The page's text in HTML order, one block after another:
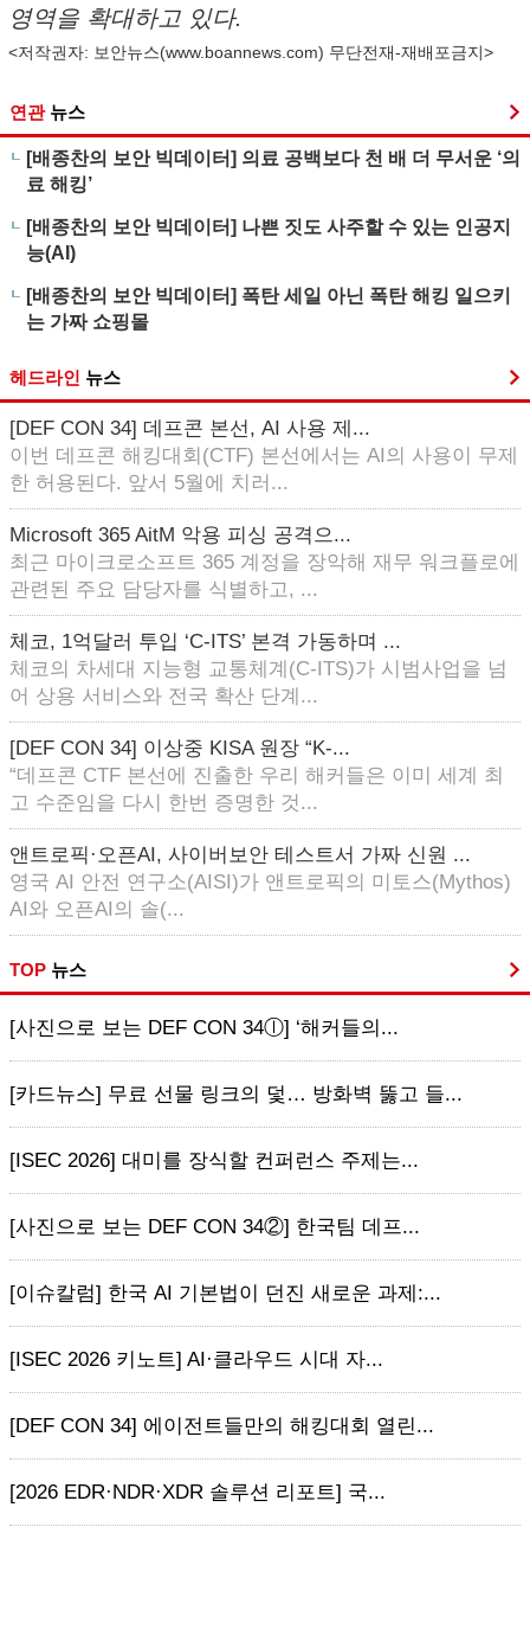
영역을 확대하고 있다.
<저작권자: 보안뉴스(www.boannews.com) 무단전재-재배포금지>
연관 뉴스
[배종찬의 보안 빅데이터] 의료 공백보다 천 배 더 무서운 ‘의
료 해킹’
[배종찬의 보안 빅데이터] 나쁜 짓도 사주할 수 있는 인공지
능(AI)
[배종찬의 보안 빅데이터] 폭탄 세일 아닌 폭탄 해킹 일으키
는 가짜 쇼핑몰
헤드라인 뉴스
[DEF CON 34] 데프콘 본선, AI 사용 제...
이번 데프콘 해킹대회(CTF) 본선에서는 AI의 사용이 무제
한 허용된다. 앞서 5월에 치러...
Microsoft 365 AitM 악용 피싱 공격으...
최근 마이크로소프트 365 계정을 장악해 재무 워크플로에
관련된 주요 담당자를 식별하고, ...
체코, 1억달러 투입 ‘C-ITS’ 본격 가동하며 ...
체코의 차세대 지능형 교통체계(C-ITS)가 시범사업을 넘
어 상용 서비스와 전국 확산 단계...
[DEF CON 34] 이상중 KISA 원장 “K-...
“데프콘 CTF 본선에 진출한 우리 해커들은 이미 세계 최
고 수준임을 다시 한번 증명한 것...
앤트로픽·오픈AI, 사이버보안 테스트서 가짜 신원 ...
영국 AI 안전 연구소(AISI)가 앤트로픽의 미토스(Mythos)
AI와 오픈AI의 솔(...
TOP 뉴스
[사진으로 보는 DEF CON 34ⓛ] ‘해커들의...
[카드뉴스] 무료 선물 링크의 덫… 방화벽 뚫고 들...
[ISEC 2026] 대미를 장식할 컨퍼런스 주제는...
[사진으로 보는 DEF CON 34②] 한국팀 데프...
[이슈칼럼] 한국 AI 기본법이 던진 새로운 과제:...
[ISEC 2026 키노트] AI·클라우드 시대 자...
[DEF CON 34] 에이전트들만의 해킹대회 열린...
[2026 EDR·NDR·XDR 솔루션 리포트] 국...